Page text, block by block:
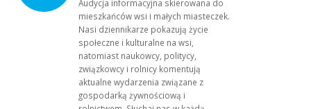
Audycja informacyjna skierowana do
mieszkańców wsi i małych miasteczek.
Nasi dziennikarze pokazują życie
społeczne i kulturalne na wsi,
natomiast naukowcy, politycy,
związkowcy i rolnicy komentują
aktualne wydarzenia związane z
gospodarką żywnościową i